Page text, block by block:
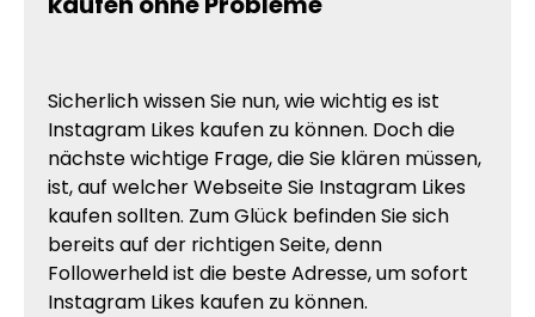
Sicherlich wissen Sie nun, wie wichtig es ist
Instagram Likes kaufen zu können. Doch die
nächste wichtige Frage, die Sie klären müssen,
ist, auf welcher Webseite Sie Instagram Likes
kaufen sollten. Zum Glück befinden Sie sich
bereits auf der richtigen Seite, denn
Followerheld ist die beste Adresse, um sofort
Instagram Likes kaufen zu können.